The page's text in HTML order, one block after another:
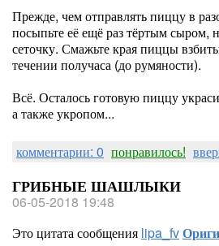
Прежде, чем отправлять пиццу в
посыпьте её ещё раз тёртым сыром,
сеточку. Смажьте края пиццы
течении получаса (до румяности).
Всё. Осталось готовую пиццу
а также укропом...
комментарии: 0 понравилось!
ГРИБНЫЕ ШАШЛЫКИ
06-05-2018 19:48
Это цитата сообщения lipa_fv